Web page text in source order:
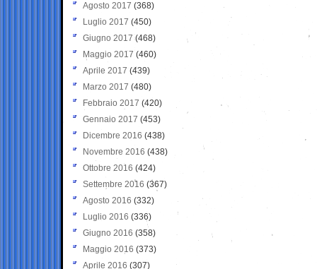
Agosto 2017 (368)
Luglio 2017 (450)
Giugno 2017 (468)
Maggio 2017 (460)
Aprile 2017 (439)
Marzo 2017 (480)
Febbraio 2017 (420)
Gennaio 2017 (453)
Dicembre 2016 (438)
Novembre 2016 (438)
Ottobre 2016 (424)
Settembre 2016 (367)
Agosto 2016 (332)
Luglio 2016 (336)
Giugno 2016 (358)
Maggio 2016 (373)
Aprile 2016 (307)